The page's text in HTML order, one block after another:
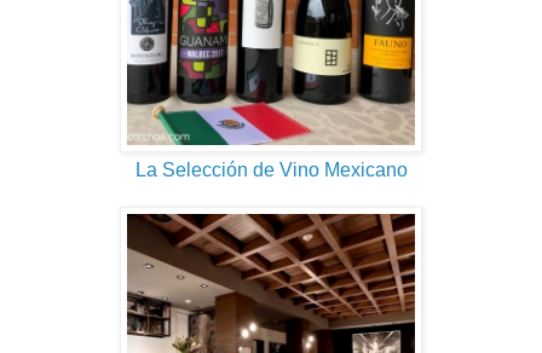
La Selección de Vino Mexicano